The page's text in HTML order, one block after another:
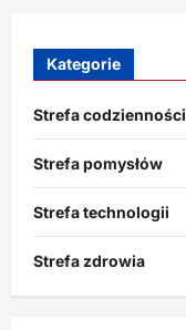
Kategorie
Strefa codzienności
Strefa pomysłów
Strefa technologii
Strefa zdrowia